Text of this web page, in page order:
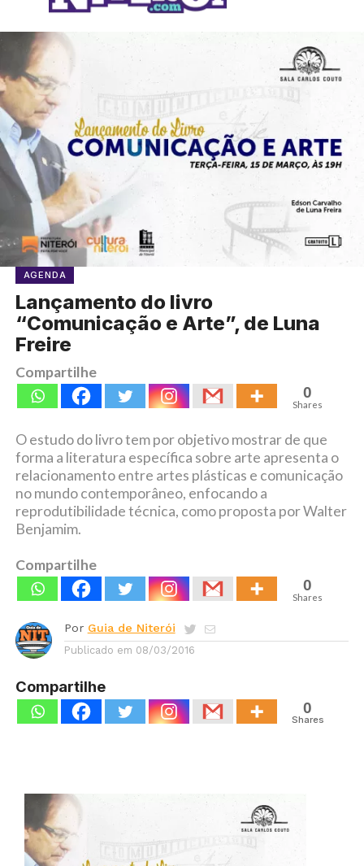
AGENDA
Lançamento do livro
“Comunicação e Arte”, de Luna
Freire
Compartilhe
0
Shares
O estudo do livro tem por objetivo mostrar de que
forma a literatura específica sobre arte apresenta o
relacionamento entre artes plásticas e comunicação
no mundo contemporâneo, enfocando a
reprodutibilidade técnica, como proposta por Walter
Benjamim.
Compartilhe
0
Shares
Por Guia de Niterói
Publicado em 08/03/2016
Compartilhe
0
Shares